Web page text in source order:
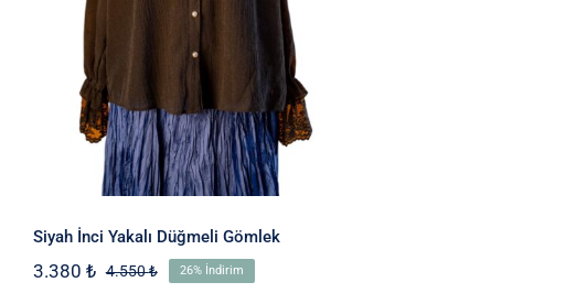
Siyah İnci Yakalı Düğmeli Gömlek
4.550₺Orijinal
3.380 ₺
Şu 26% İndirim